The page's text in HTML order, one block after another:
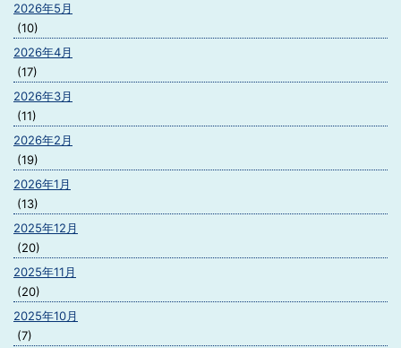
2026年5月
(10)
2026年4月
(17)
2026年3月
(11)
2026年2月
(19)
2026年1月
(13)
2025年12月
(20)
2025年11月
(20)
2025年10月
(7)